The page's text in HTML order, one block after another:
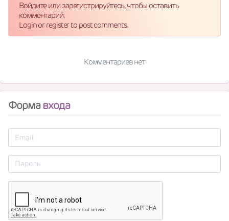
Войдите или зарегистрируйтесь, чтобы оставить
комментарий.
Login or register to post comments.
Комментариев нет
Формавхода